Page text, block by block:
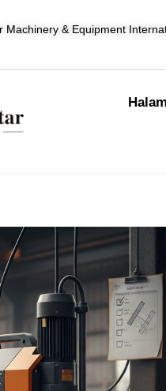
Machinery & Equipment